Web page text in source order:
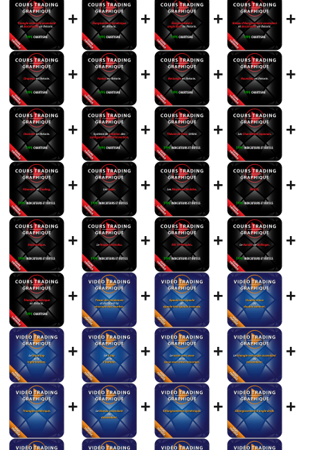
+ + + +
+ + + +
+ + + +
+ + + +
+ + + +
+ + + +
+ + + +
+ + + +